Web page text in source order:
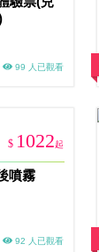
99 人已觀看
$ 1022起
噴霧
92 人已觀看